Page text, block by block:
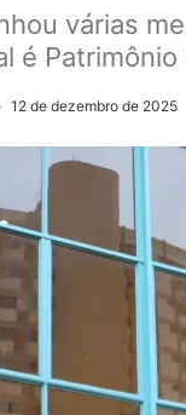
várias
12 de dezembro de 2025